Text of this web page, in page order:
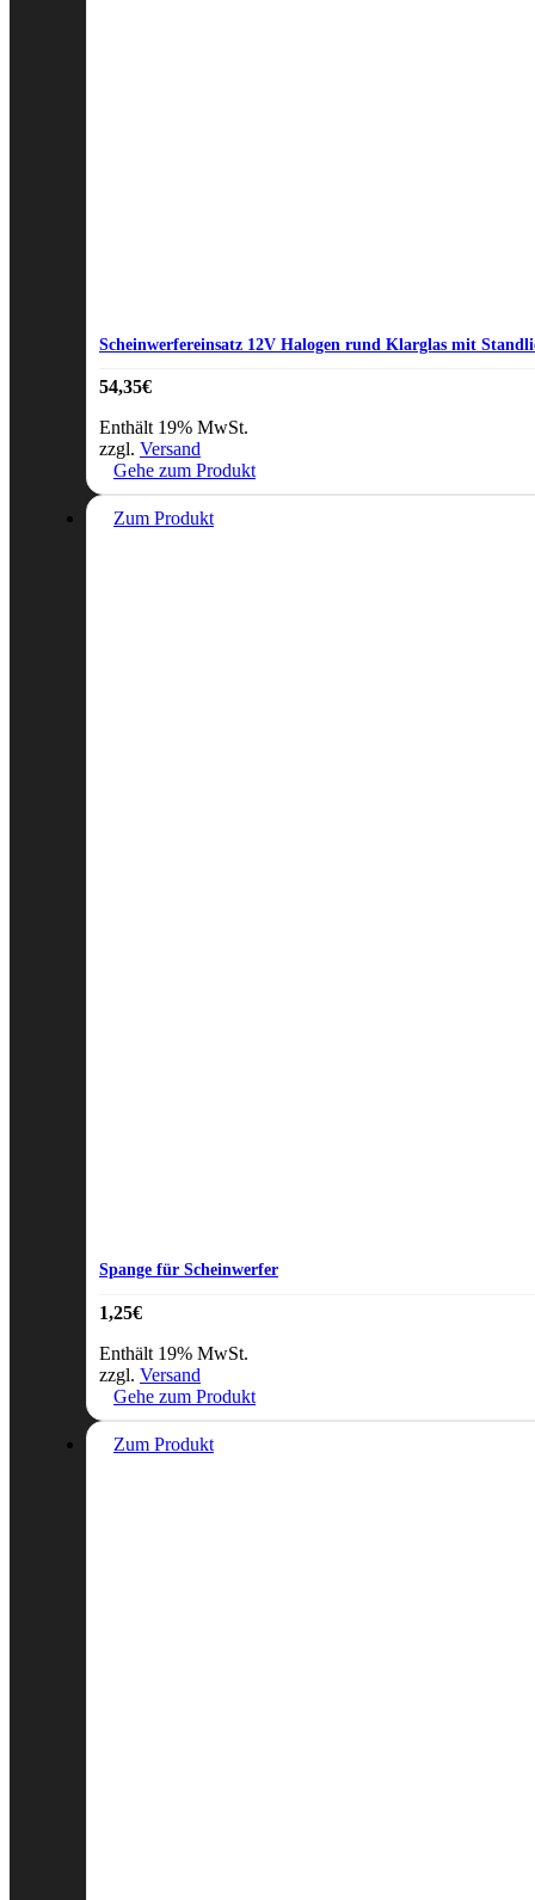
Scheinwerfereinsatz 12V Halogen rund Klarglas mit
54,35€
Enthält 19% MwSt.
zzgl. Versand
Gehe zum Produkt
Zum Produkt
Spange für Scheinwerfer
1,25€
Enthält 19% MwSt.
zzgl. Versand
Gehe zum Produkt
Zum Produkt